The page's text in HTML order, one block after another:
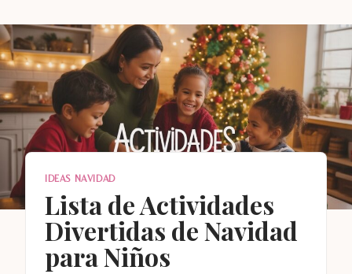
IDEAS NAVIDAD
Lista de Actividades
Divertidas de Navidad
para Niños